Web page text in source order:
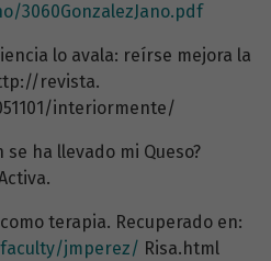
3060GonzalezJano.pdf
lo avala: reírse mejora la
revista.
interiormente/
se ha llevado mi Queso?
terapia. Recuperado en:
jmperez/ Risa.html